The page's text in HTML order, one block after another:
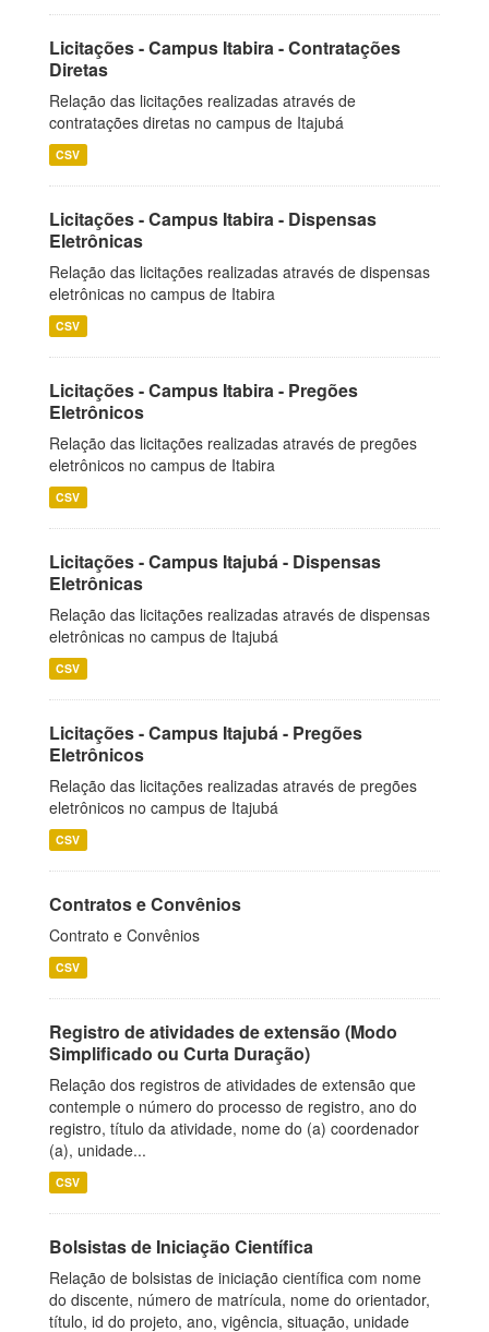
Licitações - Campus Itabira - Contratações
Diretas
Relação das licitações realizadas através de
contratações diretas no campus de Itajubá
CSV
Licitações - Campus Itabira - Dispensas
Eletrônicas
Relação das licitações realizadas através de dispensas
eletrônicas no campus de Itabira
CSV
Licitações - Campus Itabira - Pregões
Eletrônicos
Relação das licitações realizadas através de pregões
eletrônicos no campus de Itabira
CSV
Licitações - Campus Itajubá - Dispensas
Eletrônicas
Relação das licitações realizadas através de dispensas
eletrônicas no campus de Itajubá
CSV
Licitações - Campus Itajubá - Pregões
Eletrônicos
Relação das licitações realizadas através de pregões
eletrônicos no campus de Itajubá
CSV
Contratos e Convênios
Contrato e Convênios
CSV
Registro de atividades de extensão (Modo
Simplificado ou Curta Duração)
Relação dos registros de atividades de extensão que
contemple o número do processo de registro, ano do
registro, título da atividade, nome do (a) coordenador
(a), unidade...
CSV
Bolsistas de Iniciação Científica
Relação de bolsistas de iniciação científica com nome
do discente, número de matrícula, nome do orientador,
título, id do projeto, ano, vigência, situação, unidade